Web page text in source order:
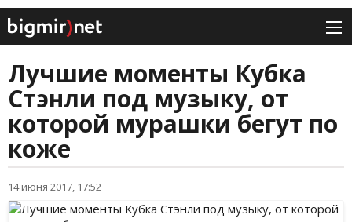
Лучшие моменты Кубка
Стэнли под музыку, от
которой мурашки бегут по
коже
14 июня 2017, 17:52